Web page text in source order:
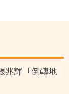
兆輝「倒轉地